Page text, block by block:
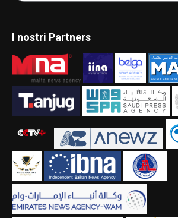
I nostri Partners